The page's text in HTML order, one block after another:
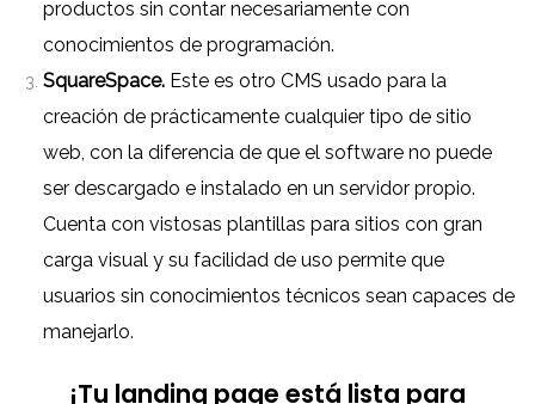
productos sin contar necesariamente con
conocimientos de programación.
SquareSpace. Este es otro CMS usado para la
creación de prácticamente cualquier tipo de sitio
web, con la diferencia de que el software no puede
ser descargado e instalado en un servidor propio.
Cuenta con vistosas plantillas para sitios con gran
carga visual y su facilidad de uso permite que
usuarios sin conocimientos técnicos sean capaces de
manejarlo.
¡Tu landing page está lista para